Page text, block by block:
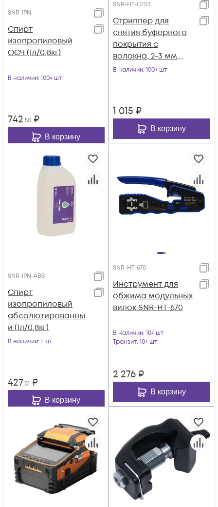
SNR-IPN
Спирт
изопропиловый
ОСЧ (1л/0,8кг)
В наличии: 100+ шт
742,50 ₽
В корзину
SNR-HT-CFS3
Стриппер для
снятия буферного
покрытия с
волокна, 2-3 мм,
900мкм, 250мкм,
В наличии: 100+ шт
1 015 ₽
В корзину
SNR-IPN-ABS
Спирт
изопропиловый
абсолютированны
й (1л/0,8кг)
В наличии: 1 шт
427,51 ₽
В корзину
SNR-HT-670
Инструмент для
обжима модульных
вилок SNR-HT-670
В наличии: 10+ шт
Транзит: 10+ шт
2 276 ₽
В корзину